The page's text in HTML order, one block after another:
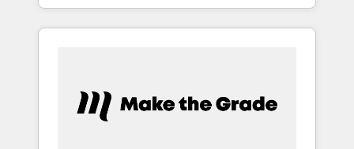
Salesforce: We convert SFDC addicts to
HubSpot evangelists 🧡 Don't pick a
Alignement des équipes grâce à un outil et
des données partagées • Amélioration de la
Notre équipe de 30 consultants certifiés
HubSpot aborde chaque projet avec un